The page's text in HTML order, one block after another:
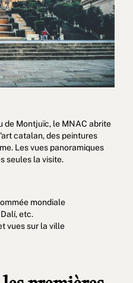
de Montjuïc, le MNAC abrite
catalan, des peintures
Les vues panoramiques
seules la visite.
mondiale
etc.
vues sur la ville